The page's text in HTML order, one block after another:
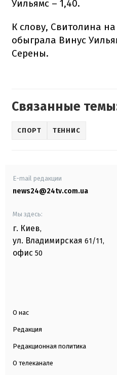
Уильямс – 1,40.
К слову, Свитолина
обыграла Винус
Серены.
Связанные
СПОРТ ТЕННИС
E-mail редакции
news24@24tv.com.ua
Мы здесь:
г. Киев,
ул. Владимирская 61/11,
офис 50
О нас
Редакция
Редакционная политика
О телеканале